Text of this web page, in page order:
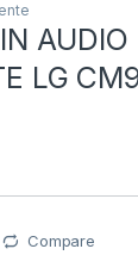
AUDIO
LG
Compare